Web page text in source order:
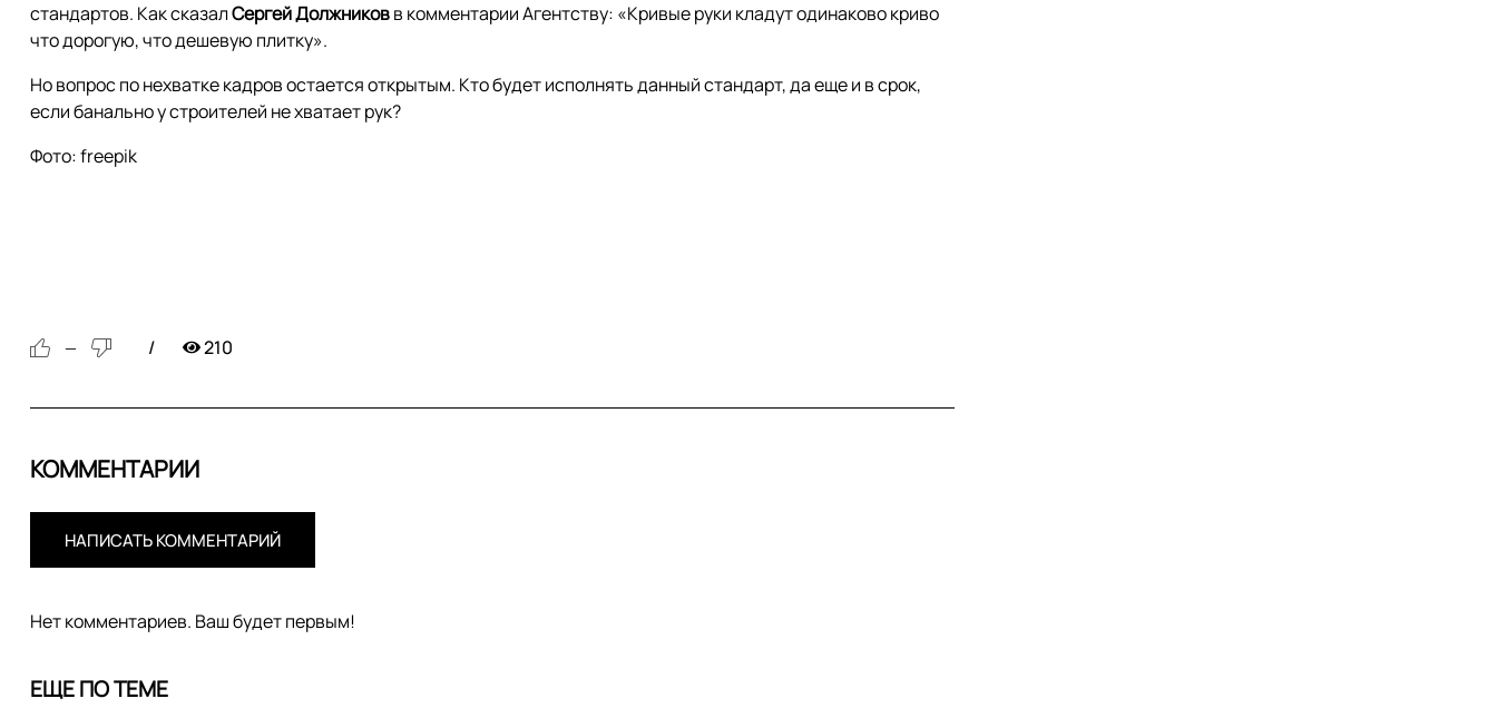
стандартов. Как сказалСергейДолжниковв комментарии Агентству: «Кривые руки кладут одинаково криво
что дорогую, что дешевую плитку».
Но вопрос по нехватке кадров остается открытым. Кто будет исполнять данный стандарт, да еще и в срок,
если банально у строителей не хватает рук?
Фото: freepik
— 210
КОММЕНТАРИИ
НАПИСАТЬ КОММЕНТАРИЙ
Нет комментариев. Ваш будет первым!
ЕЩЕ ПО ТЕМЕ